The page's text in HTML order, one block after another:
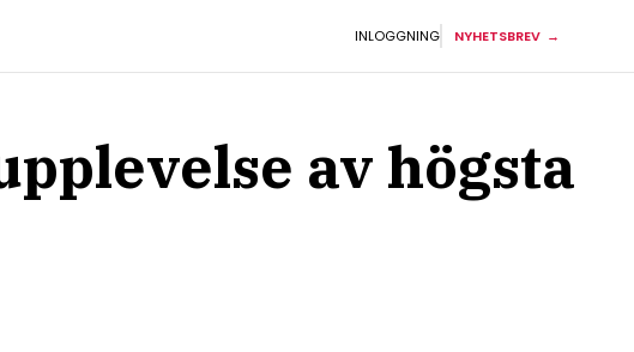
INLOGGNING NYHETSBREV
av högsta